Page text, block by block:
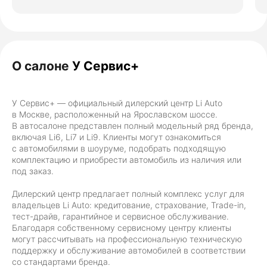
документов. Машину брал Б/У переживал мало ли
Рекомендую Александра как отличного
специалиста и замечательного менеджера.
О салоне У Сервис+
У Сервис+ — официальный дилерский центр Li Auto
в Москве, расположенный на Ярославском шоссе.
В автосалоне представлен полный модельный ряд бренда,
включая Li6, Li7 и Li9. Клиенты могут ознакомиться
с автомобилями в шоуруме, подобрать подходящую
комплектацию и приобрести автомобиль из наличия или
под заказ.
Дилерский центр предлагает полный комплекс услуг для
владельцев Li Auto: кредитование, страхование, Trade-in,
тест-драйв, гарантийное и сервисное обслуживание.
Благодаря собственному сервисному центру клиенты
могут рассчитывать на профессиональную техническую
поддержку и обслуживание автомобилей в соответствии
со стандартами бренда.